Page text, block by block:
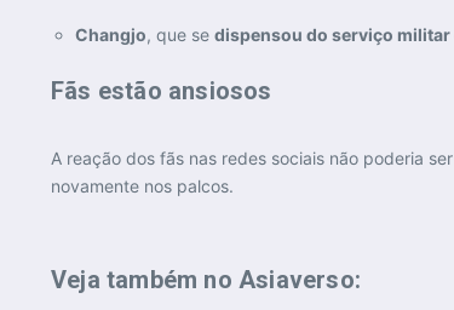
Changjo, que se dispensou do serviço militar
Fãs estão ansiosos
A reação dos fãs nas redes sociais não poderia
novamente nos palcos.
Veja também no Asiaverso: